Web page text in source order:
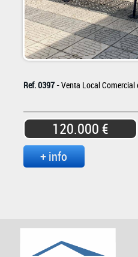
Ref. 0397- Venta Local Comercial
120.000 €
+ info